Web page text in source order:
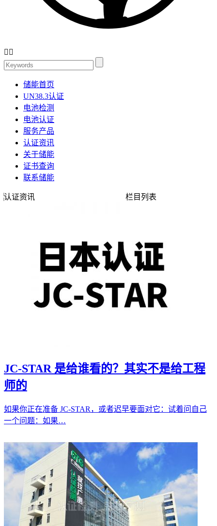
 
储能首页
UN38.3认证
电池检测
电池认证
服务产品
认证资讯
关于储能
证书查询
联系储能
认证资讯 栏目列表
JC-STAR 是给谁看的？其实不是给工程
师的
如果你正在准备 JC-STAR，或者迟早要面对它：试着问自己
一个问题：如果…